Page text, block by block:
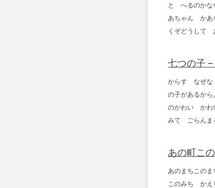
と へるのか
あちゃん かあ
くぞどうして
七つの子
からす なぜな
の子があるか
のかわい かわ
みて ごらん
あの町こ
あのまちこの
このみち かえ